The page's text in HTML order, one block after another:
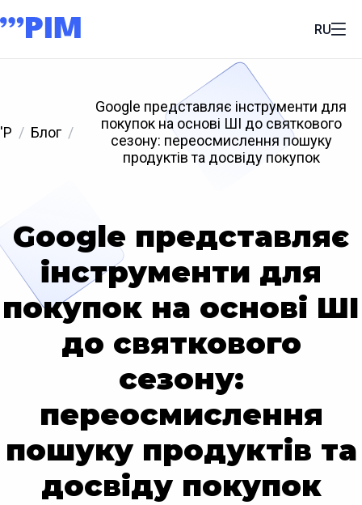
RU
'P Блог
Google представляє інструменти для
покупок на основі ШІ до святкового
сезону: переосмислення пошуку
продуктів та досвіду покупок
Google представляє
інструменти для
покупок на основі ШІ
до святкового
сезону:
переосмислення
пошуку продуктів та
досвіду покупок